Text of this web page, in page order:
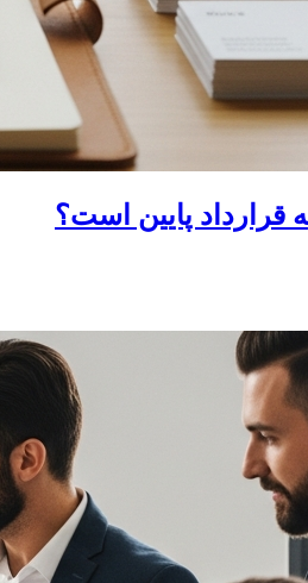
قرارداد پایین است؟